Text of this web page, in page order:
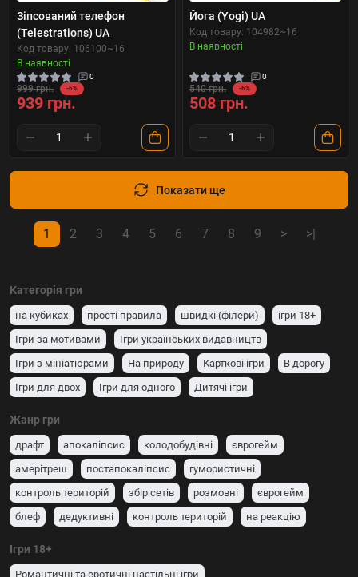
Зіпсований телефон
(Telestrations) UA
Код товару: 106100~16
В наявності
0
999 грн. -6%
939 грн.
Йога (Yogi) UA
Код товару: 104982~16
В наявності
0
540 грн. -6%
508 грн.
Показати ще
1 2 3 4 5 6 7 8 9 > >|
Категорія гри
на кубиках прості правила швидкі (філери)
ігри 18+
Ігри за мотивами
Ігри українських видавництв
Ігри з мініатюрами
На природу Карткові ігри
В дорогу
Ігри для двох
Ігри для одного
Дитячі ігри
Жанр гри
драфт апокаліпсис колодобудівні
єврогейм
амерітреш
постапокаліпсис
гумористичні
контроль територій
збір сетів розмовні
єврогейм
блеф
дедуктивні контроль територій
на реакцію
збір сетів
колодобудівні драфт
Ігри 18+
Романтичні та еротичні настільні ігри